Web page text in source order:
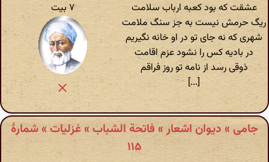
عشقت که بود کعبه ارباب سلامت
ریگ حرمش نیست به جز سنگ ملامت
شهری که نه جای تو در او خانه نگیریم
در بادیه کس را نشود عزم اقامت
ذوقی رسد از نامه تو روز فراقم
[...]
۷ بیت
جامی » دیوان اشعار » فاتحة الشباب » غزلیات » شمارهٔ
۱۱۵